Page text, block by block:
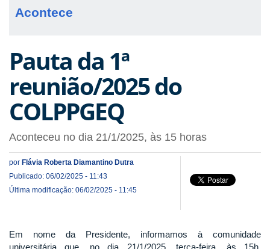
Acontece
Pauta da 1ª
reunião/2025 do
COLPPGEQ
Aconteceu no dia 21/1/2025, às 15 horas
por Flávia Roberta Diamantino Dutra
Publicado: 06/02/2025 - 11:43
Última modificação: 06/02/2025 - 11:45
Em nome da Presidente, informamos à comunidade
universitária que, no dia 21/1/2025, terça-feira, às 15h,